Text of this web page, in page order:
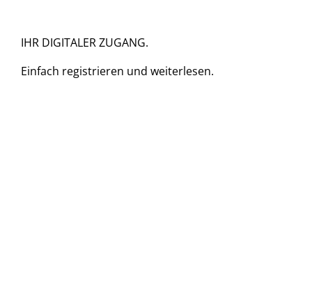
IHR DIGITALER ZUGANG.
Einfach registrieren und weiterlesen.